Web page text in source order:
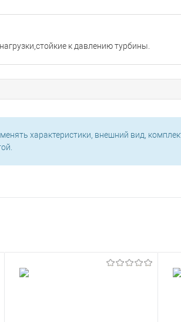
к давлению турбины.
характеристики, внешний вид,